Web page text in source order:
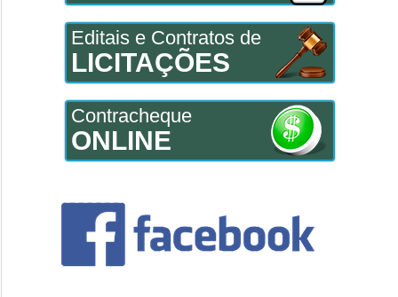
Editais e Contratos de
LICITAÇÕES
Contracheque
ONLINE